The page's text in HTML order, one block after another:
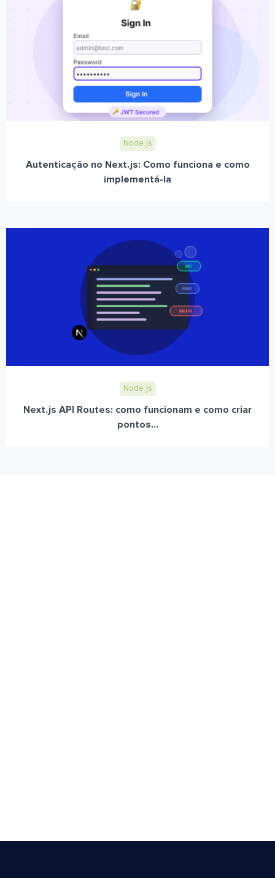
Node.js
Autenticação no Next.js: Como funciona e como
implementá-la
Node.js
Next.js API Routes: como funcionam e como criar
pontos...